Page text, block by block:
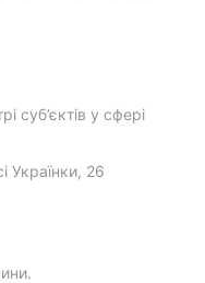
суб’єктів у сфері
Українки, 26